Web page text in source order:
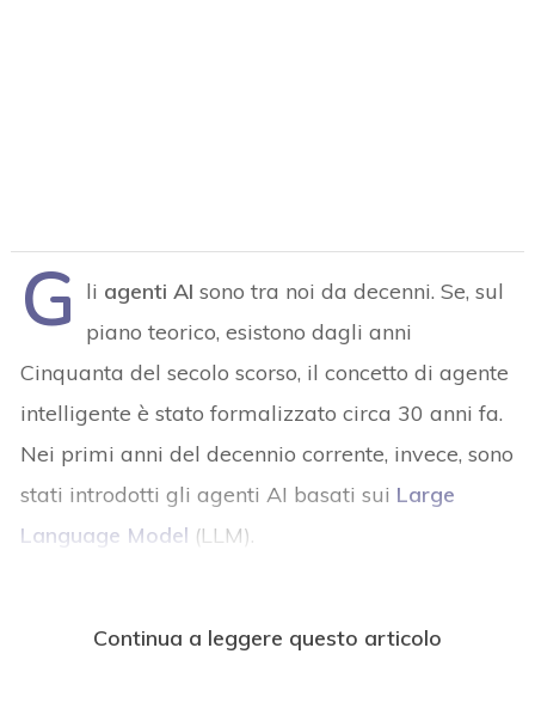
G li agenti AI sono tra noi da decenni. Se, sul
piano teorico, esistono dagli anni
Cinquanta del secolo scorso, il concetto di agente
intelligente è stato formalizzato circa 30 anni fa.
Nei primi anni del decennio corrente, invece, sono
stati introdotti gli agenti AI basati sui Large
Language Model (LLM).
Continua a leggere questo articolo